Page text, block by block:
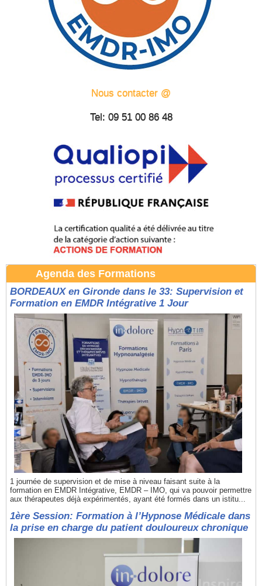
Nous contacter @
Tel: 09 51 00 86 48
Agenda des Formations
BORDEAUX en Gironde dans le 33: Supervision et
Formation en EMDR Intégrative 1 Jour
1 journée de supervision et de mise à niveau faisant suite à la
formation en EMDR Intégrative, EMDR – IMO, qui va pouvoir permettre
aux thérapeutes déjà expérimentés, ayant été formés dans un istitu...
1ère Session: Formation à l’Hypnose Médicale dans
la prise en charge du patient douloureux chronique